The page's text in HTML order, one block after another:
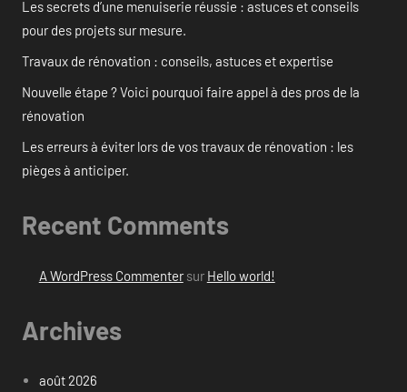
Les secrets d’une menuiserie réussie : astuces et conseils
pour des projets sur mesure.
Travaux de rénovation : conseils, astuces et expertise
Nouvelle étape ? Voici pourquoi faire appel à des pros de la
rénovation
Les erreurs à éviter lors de vos travaux de rénovation : les
pièges à anticiper.
Recent Comments
A WordPress Commentersur Hello world!
Archives
août 2026